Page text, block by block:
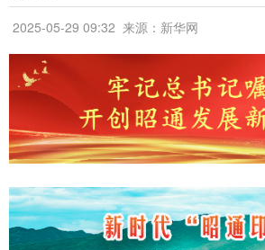
2025-05-29 09:32 来源：新华网